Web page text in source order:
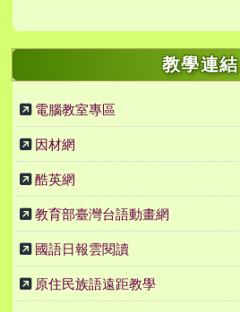
教學連結
電腦教室專區
因材網
酷英網
教育部臺灣台語動畫網
國語日報雲閱讀
原住民族語遠距教學